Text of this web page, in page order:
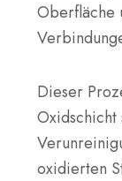
Oberfläche
Dieser
oxidierten